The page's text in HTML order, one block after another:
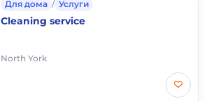
Для дома / Услуги
Cleaning service
North York